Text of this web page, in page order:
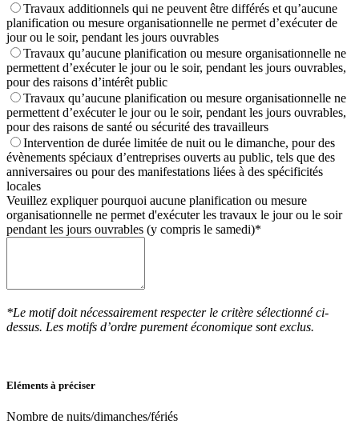
Travaux additionnels qui ne peuvent être différés et qu’aucune
planification ou mesure organisationnelle ne permet d’exécuter de
jour ou le soir, pendant les jours ouvrables
Travaux qu’aucune planification ou mesure organisationnelle ne
permettent d’exécuter le jour ou le soir, pendant les jours ouvrables,
pour des raisons d’intérêt public
Travaux qu’aucune planification ou mesure organisationnelle ne
permettent d’exécuter le jour ou le soir, pendant les jours ouvrables,
pour des raisons de santé ou sécurité des travailleurs
Intervention de durée limitée de nuit ou le dimanche, pour des
évènements spéciaux d’entreprises ouverts au public, tels que des
anniversaires ou pour des manifestations liées à des spécificités
locales
Veuillez expliquer pourquoi aucune planification ou mesure
organisationnelle ne permet d'exécuter les travaux le jour ou le soir
pendant les jours ouvrables (y compris le samedi)*
*Le motif doit nécessairement respecter le critère sélectionné ci-
dessus. Les motifs d’ordre purement économique sont exclus.
Eléments à préciser
Nombre de nuits/dimanches/fériés